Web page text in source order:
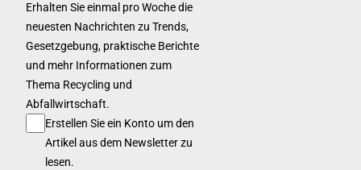
Erhalten Sie einmal pro Woche die
neuesten Nachrichten zu Trends,
Gesetzgebung, praktische Berichte
und mehr Informationen zum
Thema Recycling und
Abfallwirtschaft.
Erstellen Sie ein Konto um den
Artikel aus dem Newsletter zu
lesen.